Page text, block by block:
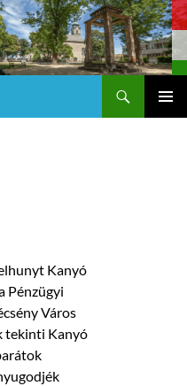
Kanyó
Pénzügyi
Város
tekinti Kanyó